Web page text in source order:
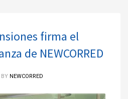
firma el
de NEWCORRED
BY NEWCORRED